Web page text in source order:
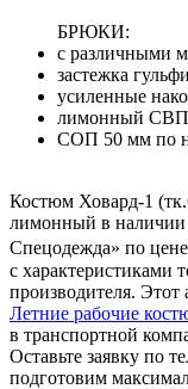
БРЮКИ:
с различными
застежка
усиленные
лимонный
СОП 50 мм по
Костюм Ховард-1
лимонный в наличии
Спецодежда» по
с характеристиками
производителя. Этот
Летние рабочие
в транспортной
Оставьте заявку по
подготовим